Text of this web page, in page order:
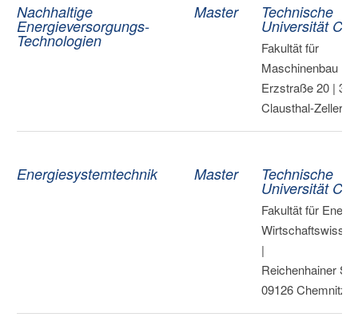
Nachhaltige
Energieversorgungs-
Technologien
Master Technische
Universität
Fakultät für
Maschinenbau |
Erzstraße 20 |
Clausthal-
Energiesystemtechnik Master Technische
Universität
Fakultät für
|
Reichenhainer
09126 Chemnitz